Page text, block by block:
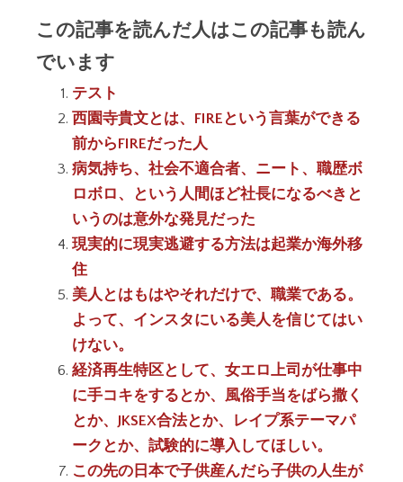
この記事を読んだ人はこの記事も読ん
でいます
テスト
西園寺貴文とは、FIREという言葉ができる
前からFIREだった人
病気持ち、社会不適合者、ニート、職歴ボ
ロボロ、という人間ほど社長になるべきと
いうのは意外な発見だった
現実的に現実逃避する方法は起業か海外移
住
美人とはもはやそれだけで、職業である。
よって、インスタにいる美人を信じてはい
けない。
経済再生特区として、女エロ上司が仕事中
に手コキをするとか、風俗手当をばら撒く
とか、JKSEX合法とか、レイプ系テーマパ
ークとか、試験的に導入してほしい。
この先の日本で子供産んだら子供の人生が